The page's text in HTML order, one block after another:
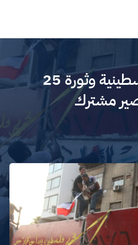
متلازمة القضية الفلسطينية وثورة 25
مشترك